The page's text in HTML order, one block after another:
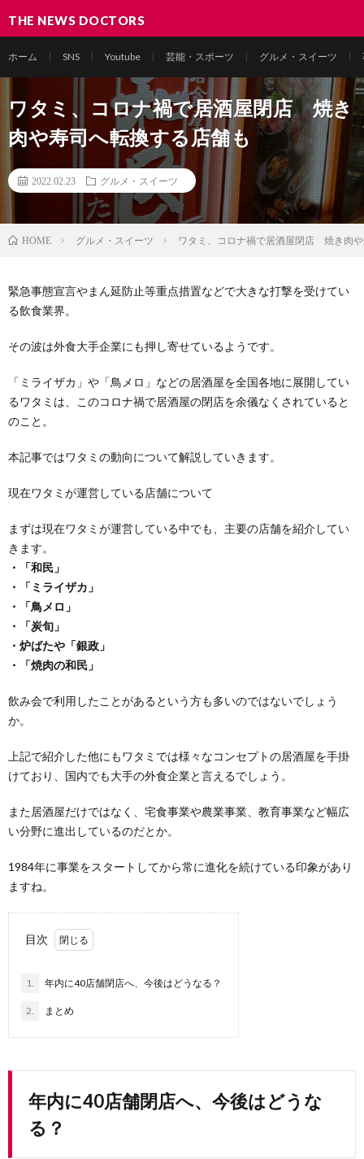
THE NEWS DOCTORS
ホーム SNS Youtube 芸能・スポーツ グルメ・スイーツ
ワタミ、コロナ禍で居酒屋閉店 焼き
肉や寿司へ転換する店舗も
2022.02.23 グルメ・スイーツ
HOME グルメ・スイーツ ワタミ、コロナ禍で居酒屋閉店 焼き肉
緊急事態宣言やまん延防止等重点措置などで大きな打撃を受けてい
る飲食業界。
その波は外食大手企業にも押し寄せているようです。
「ミライザカ」や「鳥メロ」などの居酒屋を全国各地に展開してい
るワタミは、このコロナ禍で居酒屋の閉店を余儀なくされていると
のこと。
本記事ではワタミの動向について解説していきます。
現在ワタミが運営している店舗について
まずは現在ワタミが運営している中でも、主要の店舗を紹介してい
きます。
・「和民」
・「ミライザカ」
・「鳥メロ」
・「炭旬」
・炉ばたや「銀政」
・「焼肉の和民」
飲み会で利用したことがあるという方も多いのではないでしょう
か。
上記で紹介した他にもワタミでは様々なコンセプトの居酒屋を手掛
けており、国内でも大手の外食企業と言えるでしょう。
また居酒屋だけではなく、宅食事業や農業事業、教育事業など幅広
い分野に進出しているのだとか。
1984年に事業をスタートしてから常に進化を続けている印象があり
ますね。
目次
1. 年内に40店舗閉店へ、今後はどうなる？
2. まとめ
年内に40店舗閉店へ、今後はどうな
る？